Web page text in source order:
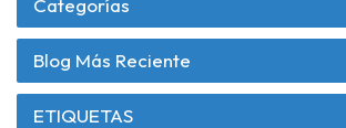
Categorías
Blog Más Reciente
ETIQUETAS